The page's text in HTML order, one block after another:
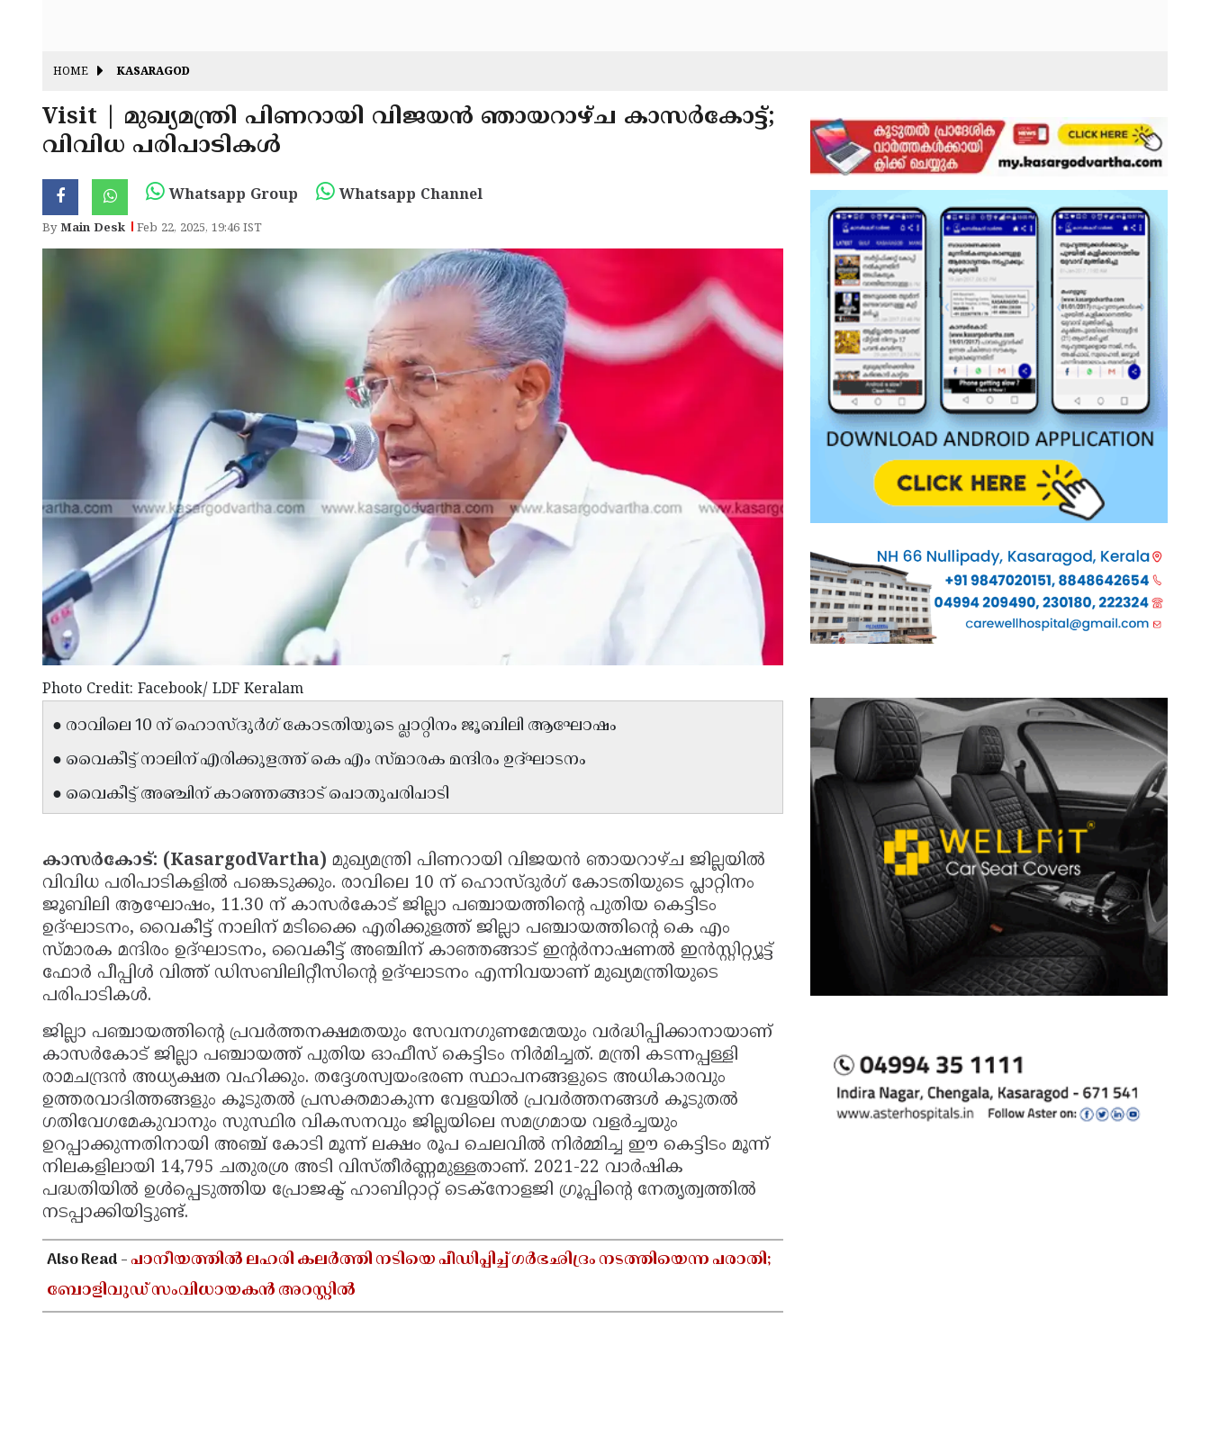
HOME KASARAGOD
Visit | മുഖ്യമന്ത്രി പിണറായി വിജയൻ ഞായറാഴ്ച കാസർകോട്ട്;
വിവിധ പരിപാടികൾ
Whatsapp Group Whatsapp Channel
ByMain Desk Feb 22, 2025, 19:46 IST
Photo Credit: Facebook/ LDF Keralam
● രാവിലെ 10 ന് ഹൊസ്ദുർഗ് കോടതിയുടെ പ്ലാറ്റിനം ജൂബിലി ആഘോഷം
● വൈകീട്ട് നാലിന് എരിക്കുളത്ത് കെ എം സ്മാരക മന്ദിരം ഉദ്ഘാടനം
● വൈകീട്ട് അഞ്ചിന് കാഞ്ഞങ്ങാട് പൊതുപരിപാടി
കാസർകോട്: (KasargodVartha) മുഖ്യമന്ത്രി പിണറായി വിജയൻ ഞായറാഴ്ച ജില്ലയിൽ
വിവിധ പരിപാടികളിൽ പങ്കെടുക്കും. രാവിലെ 10 ന് ഹൊസ്ദുർഗ് കോടതിയുടെ പ്ലാറ്റിനം
ജൂബിലി ആഘോഷം, 11.30 ന് കാസർകോട് ജില്ലാ പഞ്ചായത്തിന്റെ പുതിയ കെട്ടിടം
ഉദ്ഘാടനം, വൈകീട്ട് നാലിന് മടിക്കൈ എരിക്കുളത്ത് ജില്ലാ പഞ്ചായത്തിന്റെ കെ എം
സ്മാരക മന്ദിരം ഉദ്ഘാടനം, വൈകീട്ട് അഞ്ചിന് കാഞ്ഞങ്ങാട് ഇന്റർനാഷണൽ ഇൻസ്റ്റിറ്റ്യൂട്ട്
ഫോർ പീപ്പിൾ വിത്ത് ഡിസബിലിറ്റീസിന്റെ ഉദ്ഘാടനം എന്നിവയാണ് മുഖ്യമന്ത്രിയുടെ
പരിപാടികൾ.
ജില്ലാ പഞ്ചായത്തിന്റെ പ്രവർത്തനക്ഷമതയും സേവനഗുണമേന്മയും വർദ്ധിപ്പിക്കാനായാണ്
കാസർകോട് ജില്ലാ പഞ്ചായത്ത് പുതിയ ഓഫീസ് കെട്ടിടം നിർമിച്ചത്. മന്ത്രി കടന്നപ്പള്ളി
രാമചന്ദ്രൻ അധ്യക്ഷത വഹിക്കും. തദ്ദേശസ്വയംഭരണ സ്ഥാപനങ്ങളുടെ അധികാരവും
ഉത്തരവാദിത്തങ്ങളും കൂടുതൽ പ്രസക്തമാകുന്ന വേളയിൽ പ്രവർത്തനങ്ങൾ കൂടുതൽ
ഗതിവേഗമേകുവാനും സുസ്ഥിര വികസനവും ജില്ലയിലെ സമഗ്രമായ വളർച്ചയും
ഉറപ്പാക്കുന്നതിനായി അഞ്ച് കോടി മൂന്ന് ലക്ഷം രൂപ ചെലവിൽ നിർമ്മിച്ച ഈ കെട്ടിടം മൂന്ന്
നിലകളിലായി 14,795 ചതുരശ്ര അടി വിസ്തീർണ്ണമുള്ളതാണ്. 2021-22 വാർഷിക
പദ്ധതിയിൽ ഉൾപ്പെടുത്തിയ പ്രോജക്ട് ഹാബിറ്റാറ്റ് ടെക്നോളജി ഗ്രൂപ്പിന്റെ നേതൃത്വത്തിൽ
നടപ്പാക്കിയിട്ടുണ്ട്.
Also Read -പാനീയത്തിൽ ലഹരി കലർത്തി നടിയെ പീഡിപ്പിച്ച് ഗർഭഛിദ്രം നടത്തിയെന്ന പരാതി;
ബോളിവുഡ് സംവിധായകൻ അറസ്റ്റിൽ